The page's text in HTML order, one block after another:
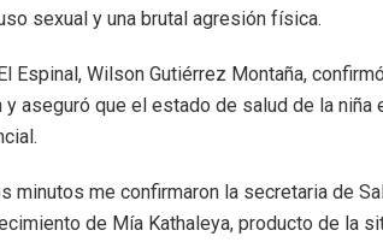
sexual y una brutal agresión física.
Espinal, Wilson Gutiérrez Montaña,
y aseguró que el estado de salud de la
minutos me confirmaron la secretaria de
de Mía Kathaleya, producto de la